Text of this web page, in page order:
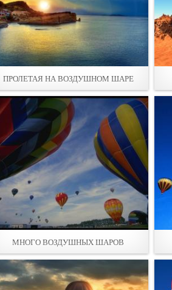
ПРОЛЕТАЯ НА ВОЗДУШНОМ ШАРЕ
МНОГО ВОЗДУШНЫХ ШАРОВ